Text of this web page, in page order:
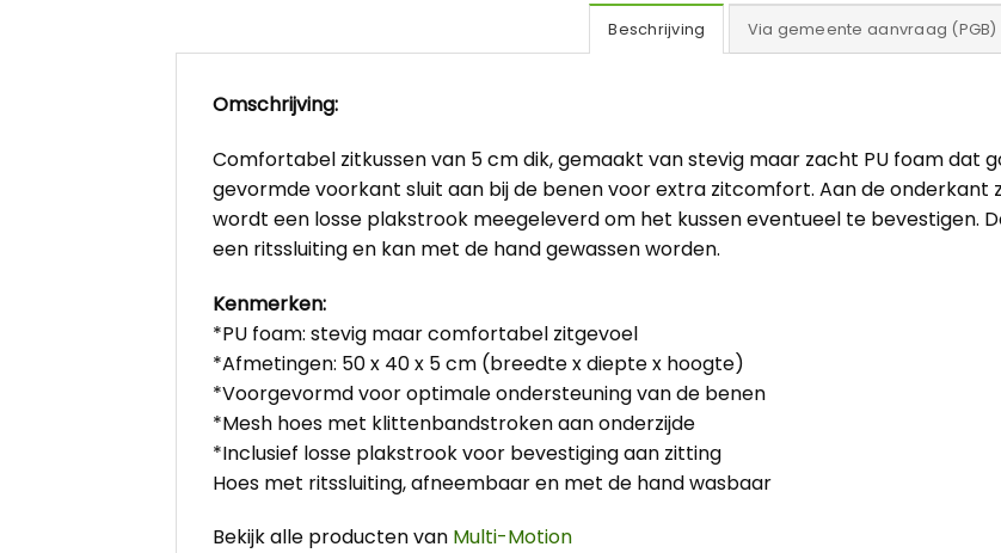
Beschrijving Via gemeente aanvraag (PGB)
Omschrijving:
Comfortabel zitkussen van 5 cm dik, gemaakt van stevig maar zacht PU foam dat
gevormde voorkant sluit aan bij de benen voor extra zitcomfort. Aan de
wordt een losse plakstrook meegeleverd om het kussen eventueel te bevestigen.
een ritssluiting en kan met de hand gewassen worden.
Kenmerken:
*PU foam: stevig maar comfortabel zitgevoel
*Afmetingen: 50 x 40 x 5 cm (breedte x diepte x hoogte)
*Voorgevormd voor optimale ondersteuning van de benen
*Mesh hoes met klittenbandstroken aan onderzijde
*Inclusief losse plakstrook voor bevestiging aan zitting
Hoes met ritssluiting, afneembaar en met de hand wasbaar
Bekijk alle producten van Multi-Motion